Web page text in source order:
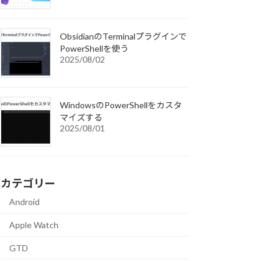
ObsidianのTerminalプラグインで
PowerShellを使う
2025/08/02
WindowsのPowerShellをカスタ
マイズする
2025/08/01
カテゴリー
Android
Apple Watch
GTD